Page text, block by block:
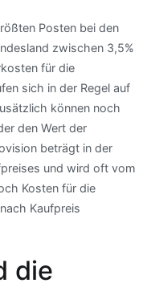
Posten bei den
zwischen 3,5%
für die
sich in der Regel auf
können noch
den Wert der
beträgt in der
und wird oft vom
Kosten für die
Kaufpreis
die